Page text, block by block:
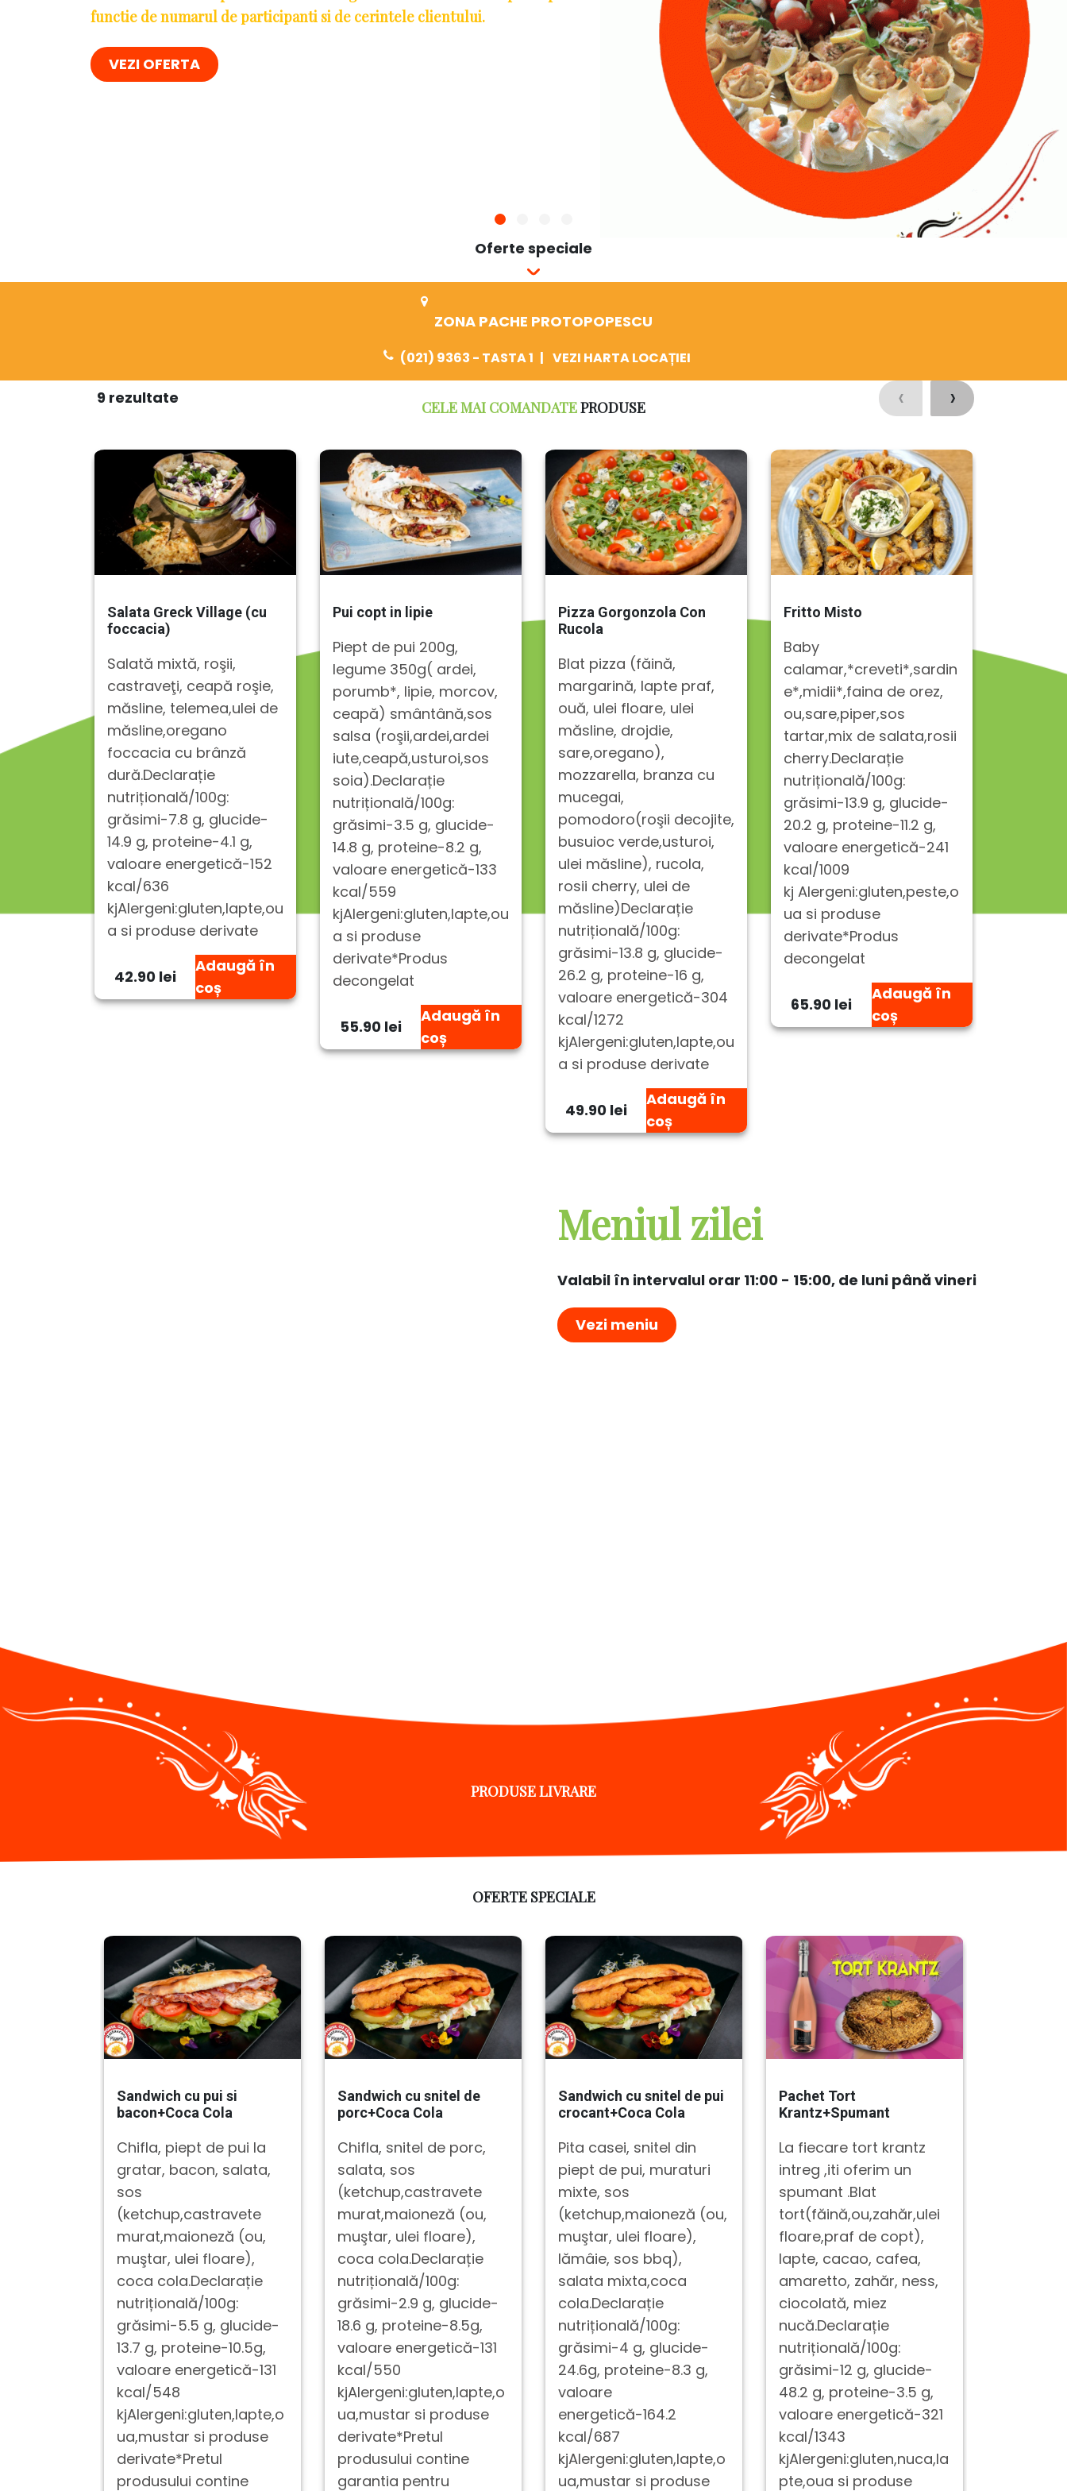
Oferte speciale
ZONA PACHE PROTOPOPESCU
(021) 9363 - TASTA 1 | VEZI HARTA LOCAȚIEI
9 rezultate CELE MAI COMANDATEPRODUSE
Salata Greck Village (cu
foccacia)
Salată mixtă, roşii,
castraveţi, ceapă roşie,
măsline, telemea,ulei de
măsline,oregano
foccacia cu brânză
dură.Declarație
nutrițională/100g:
grăsimi-7.8 g, glucide-
14.9 g, proteine-4.1 g,
valoare energetică-152
kcal/636
kjAlergeni:gluten,lapte,ou
a si produse derivate
42.90 lei
Adaugă în
coș
Pui copt in lipie
Piept de pui 200g,
legume 350g( ardei,
porumb*, lipie, morcov,
ceapă) smântână,sos
salsa (roşii,ardei,ardei
iute,ceapă,usturoi,sos
soia).Declarație
nutrițională/100g:
grăsimi-3.5 g, glucide-
14.8 g, proteine-8.2 g,
valoare energetică-133
kcal/559
kjAlergeni:gluten,lapte,ou
a si produse
derivate*Produs
decongelat
55.90 lei
Adaugă în
coș
Pizza Gorgonzola Con
Rucola
Blat pizza (făină,
margarină, lapte praf,
ouă, ulei floare, ulei
măsline, drojdie,
sare,oregano),
mozzarella, branza cu
mucegai,
pomodoro(roşii decojite,
busuioc verde,usturoi,
ulei măsline), rucola,
rosii cherry, ulei de
măsline)Declarație
nutrițională/100g:
grăsimi-13.8 g, glucide-
26.2 g, proteine-16 g,
valoare energetică-304
kcal/1272
kjAlergeni:gluten,lapte,ou
a si produse derivate
49.90 lei
Adaugă în
coș
Fritto Misto
Baby
calamar,*creveti*,sardin
e*,midii*,faina de orez,
ou,sare,piper,sos
tartar,mix de salata,rosii
cherry.Declarație
nutrițională/100g:
grăsimi-13.9 g, glucide-
20.2 g, proteine-11.2 g,
valoare energetică-241
kcal/1009
kj Alergeni:gluten,peste,o
ua si produse
derivate*Produs
decongelat
65.90 lei
Adaugă în
coș
Blat
‹ ›
Meniul zilei
Valabil în intervalul orar 11:00 - 15:00, de luni până vineri
Vezi meniu
PRODUSE LIVRARE
OFERTE SPECIALE
Sandwich cu pui si
bacon+Coca Cola
Chifla, piept de pui la
gratar, bacon, salata,
sos
(ketchup,castravete
murat,maioneză (ou,
muştar, ulei floare),
coca cola.Declarație
nutrițională/100g:
grăsimi-5.5 g, glucide-
13.7 g, proteine-10.5g,
valoare energetică-131
kcal/548
kjAlergeni:gluten,lapte,o
ua,mustar si produse
derivate*Pretul
produsului contine
Sandwich cu snitel de
porc+Coca Cola
Chifla, snitel de porc,
salata, sos
(ketchup,castravete
murat,maioneză (ou,
muştar, ulei floare),
coca cola.Declarație
nutrițională/100g:
grăsimi-2.9 g, glucide-
18.6 g, proteine-8.5g,
valoare energetică-131
kcal/550
kjAlergeni:gluten,lapte,o
ua,mustar si produse
derivate*Pretul
produsului contine
garantia pentru
Sandwich cu snitel de pui
crocant+Coca Cola
Pita casei, snitel din
piept de pui, muraturi
mixte, sos
(ketchup,maioneză (ou,
muştar, ulei floare),
lămâie, sos bbq),
salata mixta,coca
cola.Declarație
nutrițională/100g:
grăsimi-4 g, glucide-
24.6g, proteine-8.3 g,
valoare
energetică-164.2
kcal/687
kjAlergeni:gluten,lapte,o
ua,mustar si produse
Pachet Tort
Krantz+Spumant
La fiecare tort krantz
intreg ,iti oferim un
spumant .Blat
tort(făină,ou,zahăr,ulei
floare,praf de copt),
lapte, cacao, cafea,
amaretto, zahăr, ness,
ciocolată, miez
nucă.Declarație
nutrițională/100g:
grăsimi-12 g, glucide-
48.2 g, proteine-3.5 g,
valoare energetică-321
kcal/1343
kjAlergeni:gluten,nuca,la
pte,oua si produse